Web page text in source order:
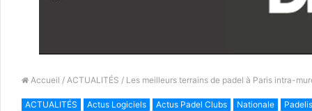
Accueil / ACTUALITÉS / Les meilleurs terrains de padel à Paris intra-
ACTUALITÉS Actus Logiciels Actus Padel Clubs Nationale